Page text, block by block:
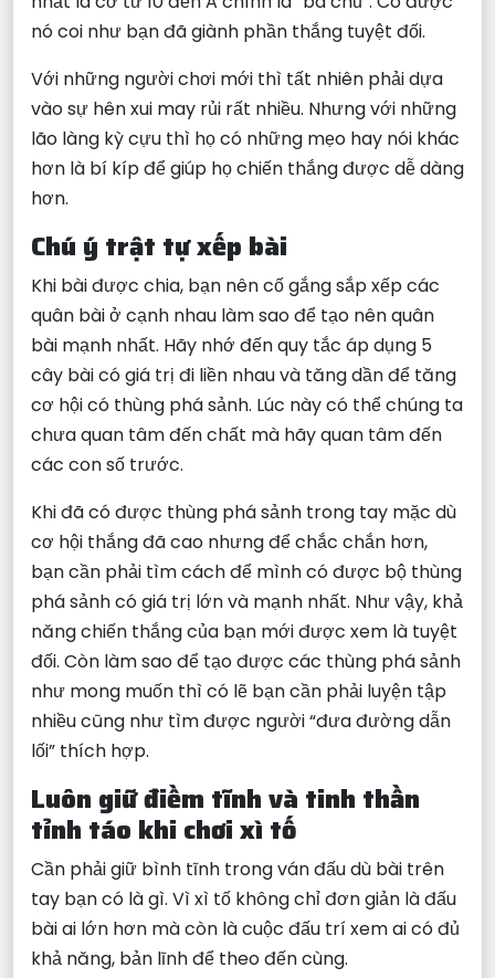
nó coi như bạn đã giành phần thắng tuyệt đối.
Với những người chơi mới thì tất nhiên phải dựa
vào sự hên xui may rủi rất nhiều. Nhưng với những
lão làng kỳ cựu thì họ có những mẹo hay nói khác
hơn là bí kíp để giúp họ chiến thắng được dễ dàng
hơn.
Chú ý trật tự xếp bài
Khi bài được chia, bạn nên cố gắng sắp xếp các
quân bài ở cạnh nhau làm sao để tạo nên quân
bài mạnh nhất. Hãy nhớ đến quy tắc áp dụng 5
cây bài có giá trị đi liền nhau và tăng dần để tăng
cơ hội có thùng phá sảnh. Lúc này có thể chúng ta
chưa quan tâm đến chất mà hãy quan tâm đến
các con số trước.
Khi đã có được thùng phá sảnh trong tay mặc dù
cơ hội thắng đã cao nhưng để chắc chắn hơn,
bạn cần phải tìm cách để mình có được bộ thùng
phá sảnh có giá trị lớn và mạnh nhất. Như vậy, khả
năng chiến thắng của bạn mới được xem là tuyệt
đối. Còn làm sao để tạo được các thùng phá sảnh
như mong muốn thì có lẽ bạn cần phải luyện tập
nhiều cũng như tìm được người “đưa đường dẫn
lối” thích hợp.
Luôn giữ điềm tĩnh và tinh thần
tỉnh táo khi chơi xì tố
Cần phải giữ bình tĩnh trong ván đấu dù bài trên
tay bạn có là gì. Vì xì tố không chỉ đơn giản là đấu
bài ai lớn hơn mà còn là cuộc đấu trí xem ai có đủ
khả năng, bản lĩnh để theo đến cùng.